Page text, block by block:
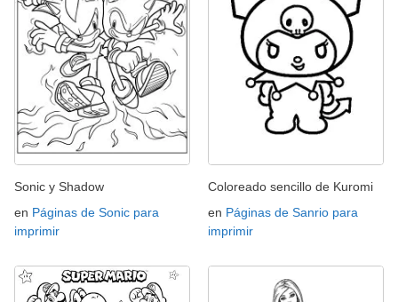
Sonic y Shadow
en Páginas de Sonic para
imprimir
Coloreado sencillo de Kuromi
en Páginas de Sanrio para
imprimir